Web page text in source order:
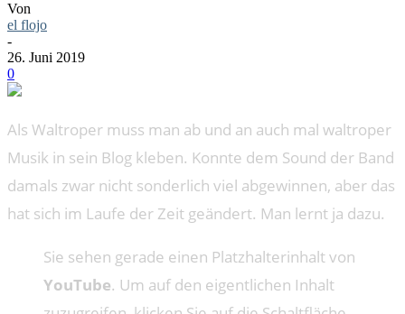
Von
el flojo
-
26. Juni 2019
0
Als Waltroper muss man ab und an auch mal waltroper
Musik in sein Blog kleben. Konnte dem Sound der Band
damals zwar nicht sonderlich viel abgewinnen, aber das
hat sich im Laufe der Zeit geändert. Man lernt ja dazu.
Sie sehen gerade einen Platzhalterinhalt von
YouTube. Um auf den eigentlichen Inhalt